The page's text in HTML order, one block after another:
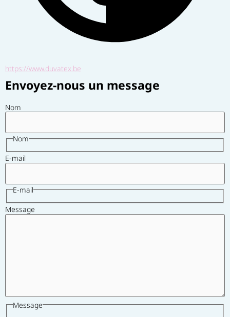
https://www.duvatex.be
Envoyez-nous un message
Nom
Nom
E-mail
E-mail
Message
Message